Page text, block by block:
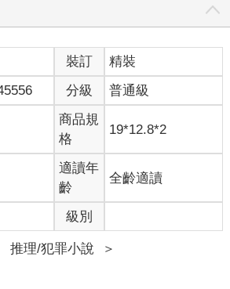
下就知道了，效果好到不行。」
。」
停下腳步。這些年輕小姐們真是迷人。但
。還是一個人影也沒有。一切照著預想
直角。他繼續順著走廊前進。大樓這一側
辦公室都是以單間出租。幾乎每一間週六
底，一扇門上頭懸著一顆燈泡，門上寫
，抵押借款。朱利安冷笑了一下，脫下手
就走了進去。
的禿頭男人抬起頭。他又扁又乾的嘴唇上
把你盼來了！」
利安一邊推開門一邊說。
，只是笑容更深了：「不可置信！你週
？」
裝訂
精裝
分級 普通級
商品規
格
19*12.8*2
適讀年
齡
全齡適讀
級別
推理/犯罪小說
＞